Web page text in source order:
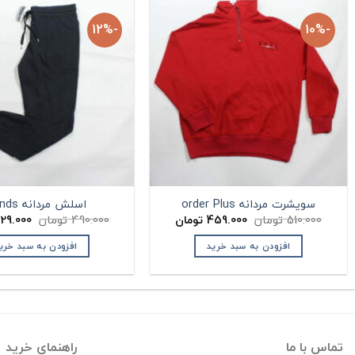
-10%
سویشرت مردانه order Plus
510.000 تومان قیمت
اصلی:
510.000 تومان
بود.
459.000 تومان
افزودن به سبد خرید
-12%
اسلش مردانه Bonds
490.000 تومان قیمت
اصلی:
بود.
افزودن به سبد
تماس با ما راهنمای خرید